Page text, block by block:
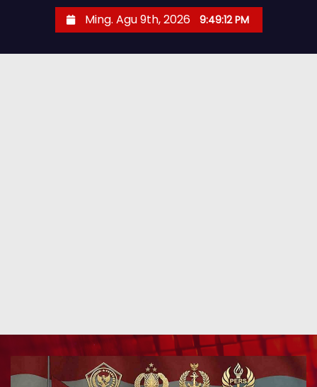
Ming. Agu 9th, 2026 9:49:13 PM